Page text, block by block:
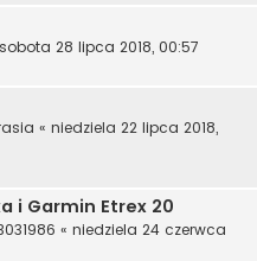
sobota 28 lipca 2018, 00:57
« niedziela 22 lipca 2018,
i Garmin Etrex 20
« niedziela 24 czerwca